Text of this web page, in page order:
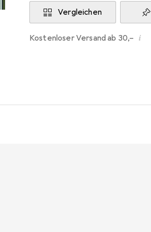
Vergleichen
Kostenloser Versand ab 30,– i